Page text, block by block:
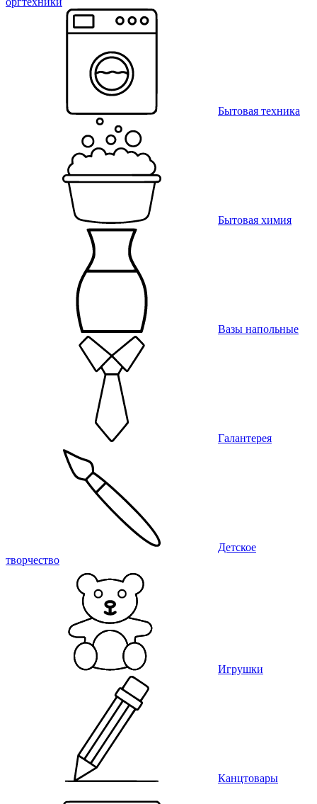
Бытовая техника
Бытовая химия
Вазы напольные
Галантерея
Детское
творчество
Игрушки
Канцтовары